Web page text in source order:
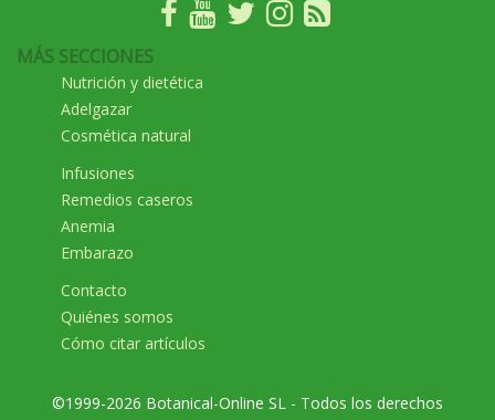
MÁS SECCIONES
Nutrición y dietética
Adelgazar
Cosmética natural
Infusiones
Remedios caseros
Anemia
Embarazo
Contacto
Quiénes somos
Cómo citar artículos
©1999-2026 Botanical-Online SL - Todos los derechos